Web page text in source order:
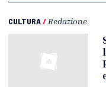
CULTURA/ Redazione